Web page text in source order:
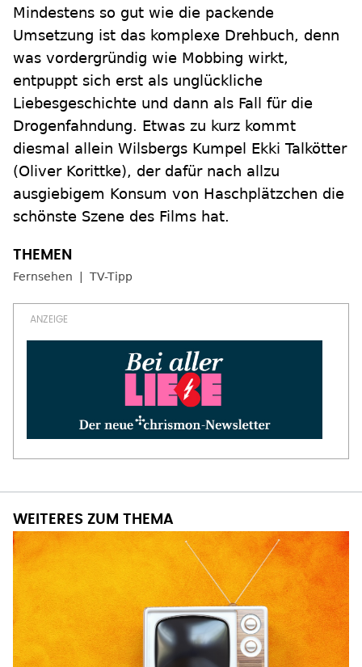
Mindestens so gut wie die packende
Umsetzung ist das komplexe Drehbuch, denn
was vordergründig wie Mobbing wirkt,
entpuppt sich erst als unglückliche
Liebesgeschichte und dann als Fall für die
Drogenfahndung. Etwas zu kurz kommt
diesmal allein Wilsbergs Kumpel Ekki Talkötter
(Oliver Korittke), der dafür nach allzu
ausgiebigem Konsum von Haschplätzchen die
schönste Szene des Films hat.
Fernsehen TV-Tipp
WEITERES ZUM THEMA